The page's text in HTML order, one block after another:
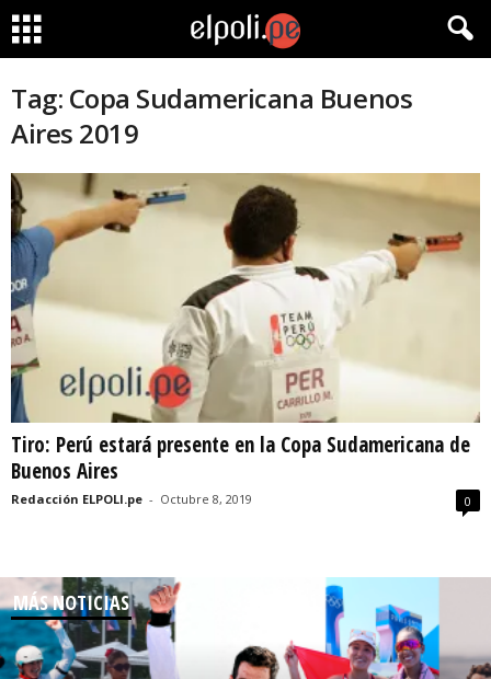
Tag: Copa Sudamericana Buenos
Aires 2019
Tiro: Perú estará presente en la Copa Sudamericana de
Buenos Aires
Redacción ELPOLI.pe - Octubre 8, 2019 0
MÁS NOTICIAS